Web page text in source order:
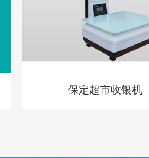
保定超市收银机